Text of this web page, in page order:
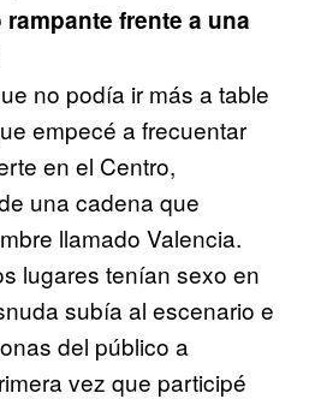
frente a una
no podía ir más a table
empecé a frecuentar
en el Centro,
una cadena que
llamado Valencia.
lugares tenían sexo en
subía al escenario e
del público a
vez que participé